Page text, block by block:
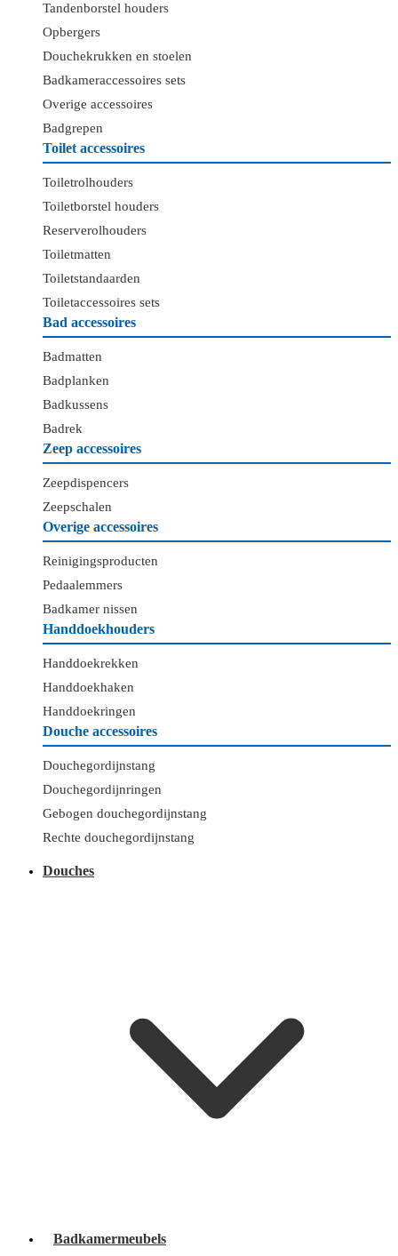
Tandenborstel houders
Opbergers
Douchekrukken en stoelen
Badkameraccessoires sets
Overige accessoires
Badgrepen
Toilet accessoires
Toiletrolhouders
Toiletborstel houders
Reserverolhouders
Toiletmatten
Toiletstandaarden
Toiletaccessoires sets
Bad accessoires
Badmatten
Badplanken
Badkussens
Badrek
Zeep accessoires
Zeepdispencers
Zeepschalen
Overige accessoires
Reinigingsproducten
Pedaalemmers
Badkamer nissen
Handdoekhouders
Handdoekrekken
Handdoekhaken
Handdoekringen
Douche accessoires
Douchegordijnstang
Douchegordijnringen
Gebogen douchegordijnstang
Rechte douchegordijnstang
Douches
Badkamermeubels